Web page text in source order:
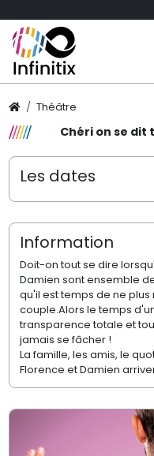
Théâtre
Chéri on se dit
Les dates
Information
Doit-on tout se dire
Damien sont ensemble
qu'il est temps de ne
couple.Alors le temps
transparence totale et
jamais se fâcher !
La famille, les amis, le
Florence et Damien